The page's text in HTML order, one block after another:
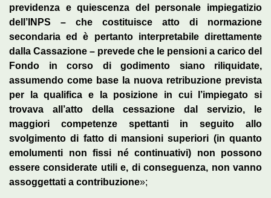
previdenza e quiescenza del personale impiegatizio
dell’INPS – che costituisce atto di normazione
secondaria ed è pertanto interpretabile direttamente
dalla Cassazione – prevede che le pensioni a carico del
Fondo in corso di godimento siano riliquidate,
assumendo come base la nuova retribuzione prevista
per la qualifica e la posizione in cui l’impiegato si
trovava all’atto della cessazione dal servizio, le
maggiori competenze spettanti in seguito allo
svolgimento di fatto di mansioni superiori (in quanto
emolumenti non fissi né continuativi) non possono
essere considerate utili e, di conseguenza, non vanno
assoggettati a contribuzione»;